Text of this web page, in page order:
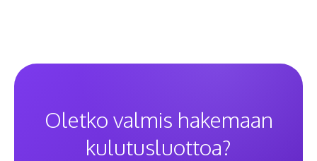
Oletko valmis hakemaan
kulutusluottoa?